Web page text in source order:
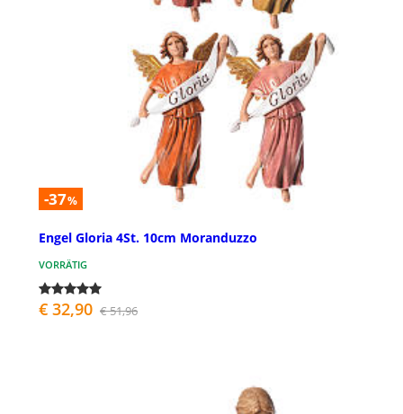
-37%
Engel Gloria 4St. 10cm Moranduzzo
VORRÄTIG
€ 32,90 € 51,96